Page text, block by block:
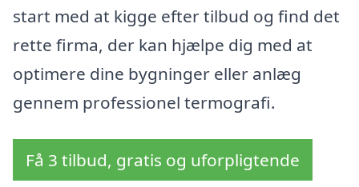
start med at kigge efter tilbud og find det
rette firma, der kan hjælpe dig med at
optimere dine bygninger eller anlæg
gennem professionel termografi.
Få 3 tilbud, gratis og uforpligtende